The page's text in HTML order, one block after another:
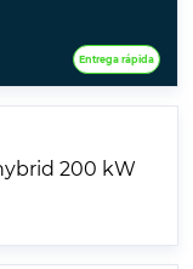
Entrega rápida